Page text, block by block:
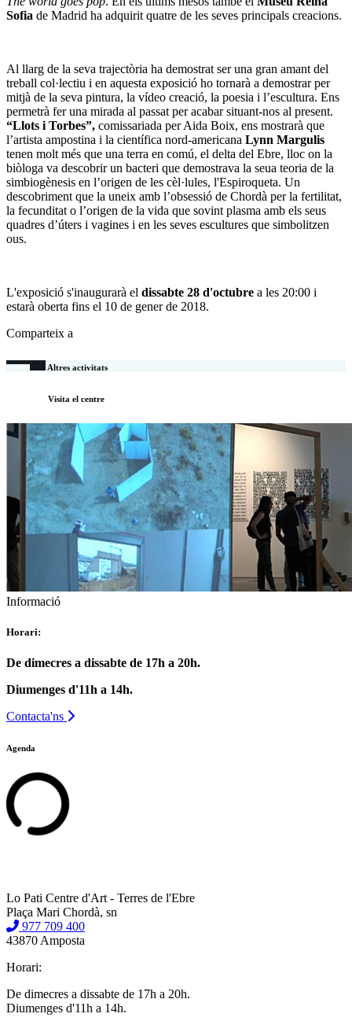
Sofia de Madrid ha adquirit quatre de les seves principals creacions.
Al llarg de la seva trajectòria ha demostrat ser una gran amant del
treball col·lectiu i en aquesta exposició ho tornarà a demostrar per
mitjà de la seva pintura, la vídeo creació, la poesia i l’escultura. Ens
permetrà fer una mirada al passat per acabar situant-nos al present.
“Llots i Torbes”, comissariada per Aida Boix, ens mostrarà que
l’artista ampostina i la científica nord-americana Lynn Margulis
tenen molt més que una terra en comú, el delta del Ebre, lloc on la
biòloga va descobrir un bacteri que demostrava la seua teoria de la
simbiogènesis en l’origen de les cèl·lules, l'Espiroqueta. Un
descobriment que la uneix amb l’obsessió de Chordà per la fertilitat,
la fecunditat o l’origen de la vida que sovint plasma amb els seus
quadres d’úters i vagines i en les seves escultures que simbolitzen
ous.
L'exposició s'inaugurarà el dissabte 28 d'octubre a les 20:00 i
estarà oberta fins el 10 de gener de 2018.
Comparteix a
Altres activitats
Visita el centre
Informació
Horari:
De dimecres a dissabte de 17h a 20h.
Diumenges d'11h a 14h.
Contacta'ns
Agenda
Lo Pati Centre d'Art - Terres de l'Ebre
Plaça Mari Chordà, sn
977 709 400
43870 Amposta
Horari:
De dimecres a dissabte de 17h a 20h.
Diumenges d'11h a 14h.